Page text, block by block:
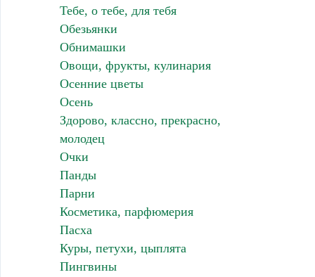
Тебе, о тебе, для тебя
Обезьянки
Обнимашки
Овощи, фрукты, кулинария
Осенние цветы
Осень
Здорово, классно, прекрасно,
молодец
Очки
Панды
Парни
Косметика, парфюмерия
Пасха
Куры, петухи, цыплята
Пингвины